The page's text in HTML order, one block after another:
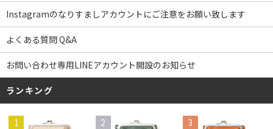
Instagramのなりすましアカウントにご注意をお願い致します
よくある質問 Q&A
お問い合わせ専用LINEアカウント開設のお知らせ
ランキング
1 2 3